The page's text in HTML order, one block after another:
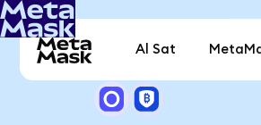
Al Sat